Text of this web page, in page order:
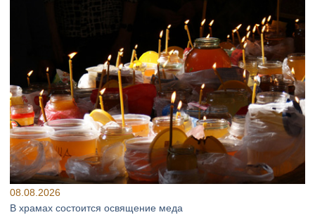
08.08.2026
В храмах состоится освящение меда